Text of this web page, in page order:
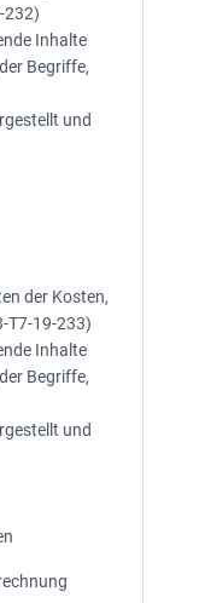
232)
Inhalte
Begriffe,
und
der Kosten,
T7-19-233)
Inhalte
Begriffe,
und